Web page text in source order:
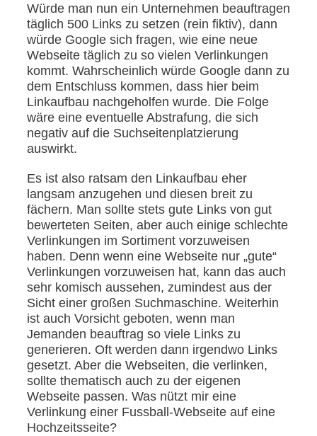
Würde man nun ein Unternehmen beauftragen
täglich 500 Links zu setzen (rein fiktiv), dann
würde Google sich fragen, wie eine neue
Webseite täglich zu so vielen Verlinkungen
kommt. Wahrscheinlich würde Google dann zu
dem Entschluss kommen, dass hier beim
Linkaufbau nachgeholfen wurde. Die Folge
wäre eine eventuelle Abstrafung, die sich
negativ auf die Suchseitenplatzierung
auswirkt.
Es ist also ratsam den Linkaufbau eher
langsam anzugehen und diesen breit zu
fächern. Man sollte stets gute Links von gut
bewerteten Seiten, aber auch einige schlechte
Verlinkungen im Sortiment vorzuweisen
haben. Denn wenn eine Webseite nur „gute“
Verlinkungen vorzuweisen hat, kann das auch
sehr komisch aussehen, zumindest aus der
Sicht einer großen Suchmaschine. Weiterhin
ist auch Vorsicht geboten, wenn man
Jemanden beauftrag so viele Links zu
generieren. Oft werden dann irgendwo Links
gesetzt. Aber die Webseiten, die verlinken,
sollte thematisch auch zu der eigenen
Webseite passen. Was nützt mir eine
Verlinkung einer Fussball-Webseite auf eine
Hochzeitsseite?